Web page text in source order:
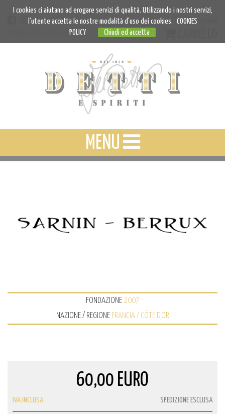
info@dettiespiriti.com
Accedi Registrazione
MENU
FONDAZIONE 2007
NAZIONE / REGIONE FRANCIA / CÔTE D'OR
60,00 EURO
IVA INCLUSA SPEDIZIONE ESCLUSA
I cookies ci aiutano ad erogare servizi di qualità. Utilizzando i nostri servizi,
l'utente accetta le nostre modalità d'uso dei cookies. COOKIES
POLICY
Chiudi ed accetta